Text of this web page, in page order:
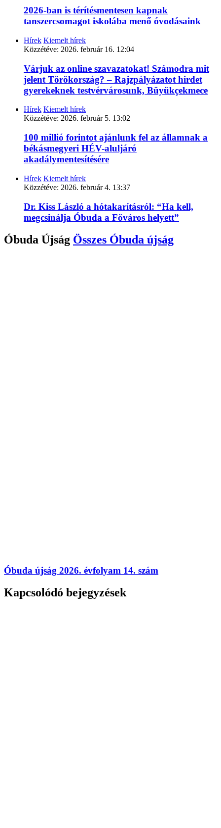
2026-ban is térítésmentesen kapnak
tanszercsomagot iskolába menő óvodásaink
Hírek Kiemelt hírek
Közzétéve: 2026. február 16. 12:04
Várjuk az online szavazatokat! Számodra mit
jelent Törökország? – Rajzpályázatot hirdet
gyerekeknek testvérvárosunk, Büyükçekmece
Hírek Kiemelt hírek
Közzétéve: 2026. február 5. 13:02
100 millió forintot ajánlunk fel az államnak a
békásmegyeri HÉV-aluljáró
akadálymentesítésére
Hírek Kiemelt hírek
Közzétéve: 2026. február 4. 13:37
Dr. Kiss László a hótakarításról: “Ha kell,
megcsinálja Óbuda a Főváros helyett”
Óbuda Újság Összes Óbuda újság
Óbuda újság 2026. évfolyam 14. szám
Kapcsolódó bejegyzések